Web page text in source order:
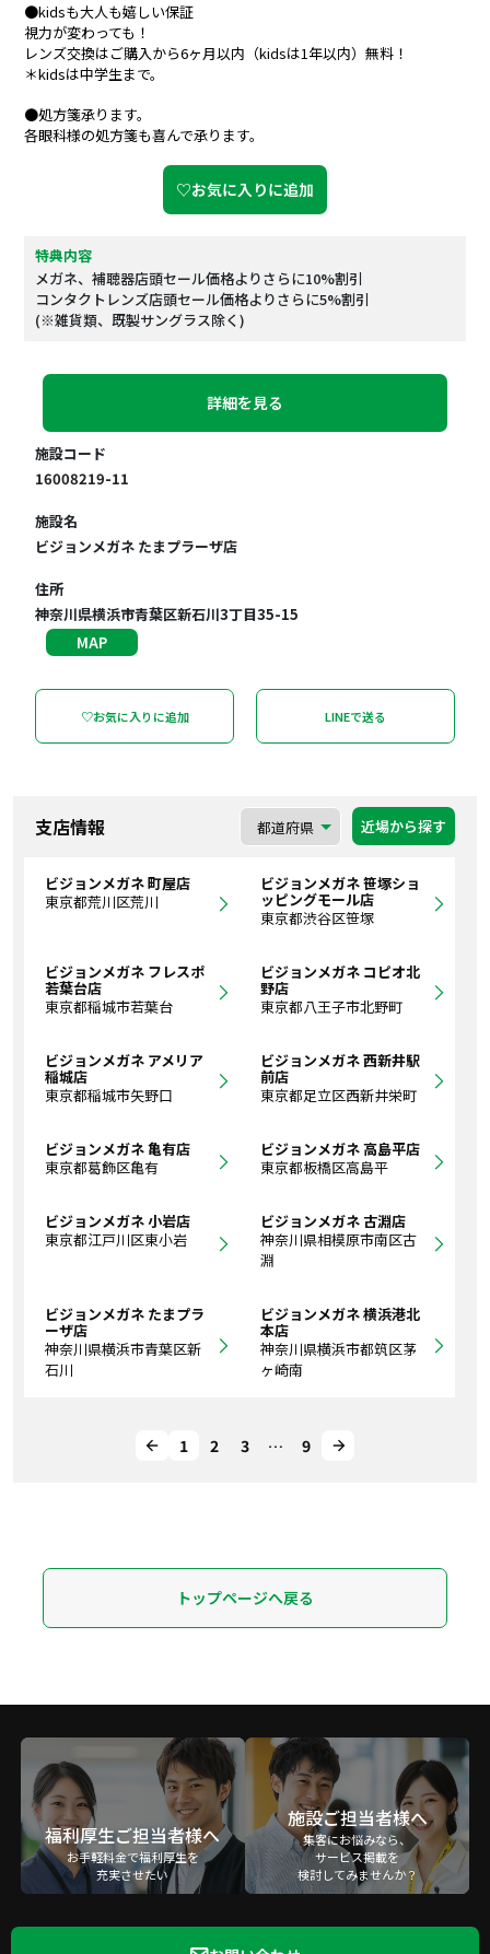
●kidsも大人も嬉しい保証
視力が変わっても！
レンズ交換はご購入から6ヶ月以内（kidsは1年以内）無料！
＊kidsは中学生まで。
●処方箋承ります。
各眼科様の処方箋も喜んで承ります。
♡お気に入りに追加
特典内容
メガネ、補聴器店頭セール価格よりさらに10%割引
コンタクトレンズ店頭セール価格よりさらに5%割引
(※雑貨類、既製サングラス除く)
詳細を見る
施設コード
16008219-11
施設名
ビジョンメガネ たまプラーザ店
住所
神奈川県横浜市青葉区新石川3丁目35-15
MAP
♡お気に入りに追加 LINEで送る
支店情報 近場から探す
ビジョンメガネ 町屋店
東京都荒川区荒川
ビジョンメガネ 笹塚ショ
ッピングモール店
東京都渋谷区笹塚
ビジョンメガネ フレスポ
若葉台店
東京都稲城市若葉台
ビジョンメガネ コピオ北
野店
東京都八王子市北野町
ビジョンメガネ アメリア
稲城店
東京都稲城市矢野口
ビジョンメガネ 西新井駅
前店
東京都足立区西新井栄町
ビジョンメガネ 亀有店
東京都葛飾区亀有
ビジョンメガネ 高島平店
東京都板橋区高島平
ビジョンメガネ 小岩店
東京都江戸川区東小岩
ビジョンメガネ 古淵店
神奈川県相模原市南区古
淵
ビジョンメガネ たまプラ
ーザ店
神奈川県横浜市青葉区新
石川
ビジョンメガネ 横浜港北
本店
神奈川県横浜市都筑区茅
ヶ崎南
1 2 3 … 9
トップページへ戻る
福利厚生ご担当者様へ
お手軽料金で福利厚生を
充実させたい
施設ご担当者様へ
集客にお悩みなら、
サービス掲載を
検討してみませんか？